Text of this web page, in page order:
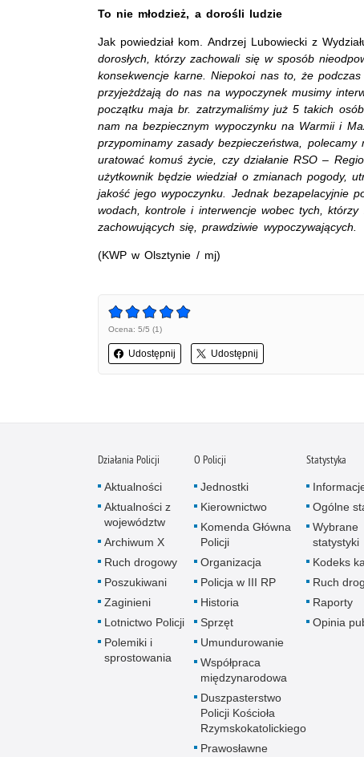
To nie młodzież, a dorośli ludzie
Jak powiedział kom. Andrzej Lubowiecki z
dorosłych, którzy zachowali się w sposób
konsekwencje karne. Niepokoi nas to, że
przyjeżdżają do nas na wypoczynek musimy
początku maja br. zatrzymaliśmy już 5 takich
nam na bezpiecznym wypoczynku na Warmii i
przypominamy zasady bezpieczeństwa,
uratować komuś życie, czy działanie RSO –
użytkownik będzie wiedział o zmianach pogody,
jakość jego wypoczynku. Jednak bezapelacyjnie
wodach, kontrole i interwencje wobec tych,
zachowujących się, prawdziwie wypoczywających.
(KWP w Olsztynie / mj)
Ocena: 5/5 (1)
Udostępnij Udostępnij
Działania Policji
Aktualności
Aktualności z
województw
Archiwum X
Ruch drogowy
Poszukiwani
Zaginieni
Lotnictwo Policji
Polemiki i
sprostowania
O Policji
Jednostki
Kierownictwo
Komenda Główna
Policji
Organizacja
Policja w III RP
Historia
Sprzęt
Umundurowanie
Współpraca
międzynarodowa
Duszpasterstwo
Policji Kościoła
Rzymskokatolickiego
Prawosławne
Statystyka
Ogólne
Wybrane
statystyki
Kodeks
Ruch
Raporty
Opinia